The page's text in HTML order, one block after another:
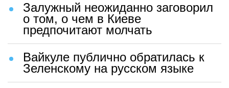
Залужный неожиданно заговорил
о том, о чем в Киеве
предпочитают молчать
Вайкуле публично обратилась к
Зеленскому на русском языке